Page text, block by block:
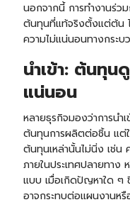
นอกจากนี้ การทำงานร่ว
ต้นทุนที่แท้จริงตั้งแต่ต้น
ความไม่แน่นอนทางกระ
นำเข้า: ต้นทุน
แน่นอน
หลายธุรกิจมองว่าการนำ
ต้นทุนการผลิตต่อชิ้น แต่
ต้นทุนเหล่านั้นไม่นิ่ง เช่น
ภายในประเทศปลายทาง
แบบ เมื่อเกิดปัญหาใด ๆ
อาจกระทบต่อแผนงาน